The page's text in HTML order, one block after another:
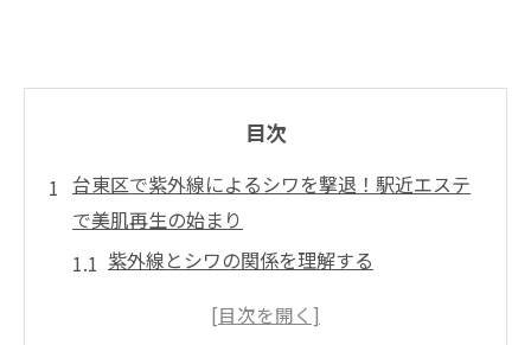
目次
台東区で紫外線によるシワを撃退！駅近エステ
で美肌再生の始まり
紫外線とシワの関係を理解する
駅近サロンでの施術の流れ